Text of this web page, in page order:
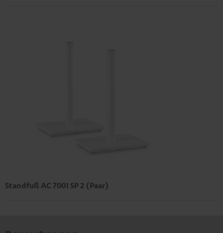
Standfuß AC 7001 SP 2 (Paar)